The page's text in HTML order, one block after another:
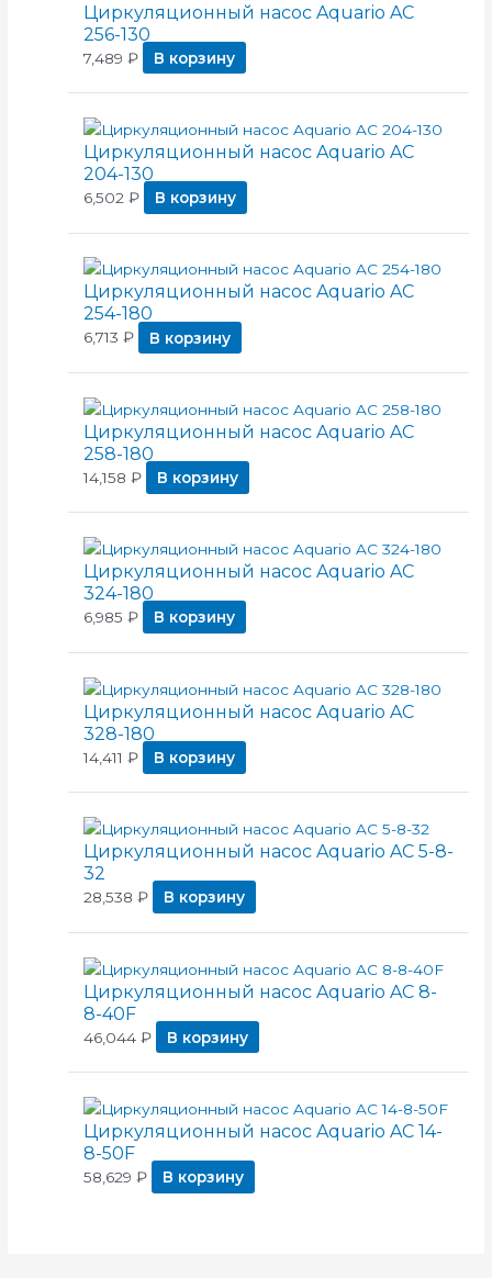
Циркуляционный насос Aquario AC
256-130
7,489 ₽ В корзину
Циркуляционный насос Aquario AC
204-130
6,502 ₽ В корзину
Циркуляционный насос Aquario AC
254-180
6,713 ₽ В корзину
Циркуляционный насос Aquario AC
258-180
14,158 ₽ В корзину
Циркуляционный насос Aquario AC
324-180
6,985 ₽ В корзину
Циркуляционный насос Aquario AC
328-180
14,411 ₽ В корзину
Циркуляционный насос Aquario AC 5-8-
32
28,538 ₽ В корзину
Циркуляционный насос Aquario AC 8-
8-40F
46,044 ₽ В корзину
Циркуляционный насос Aquario AC 14-
8-50F
58,629 ₽ В корзину